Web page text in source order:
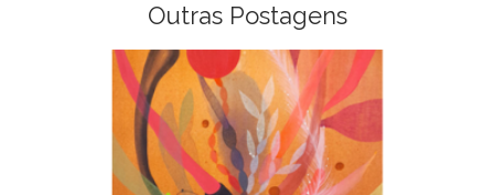
Outras Postagens